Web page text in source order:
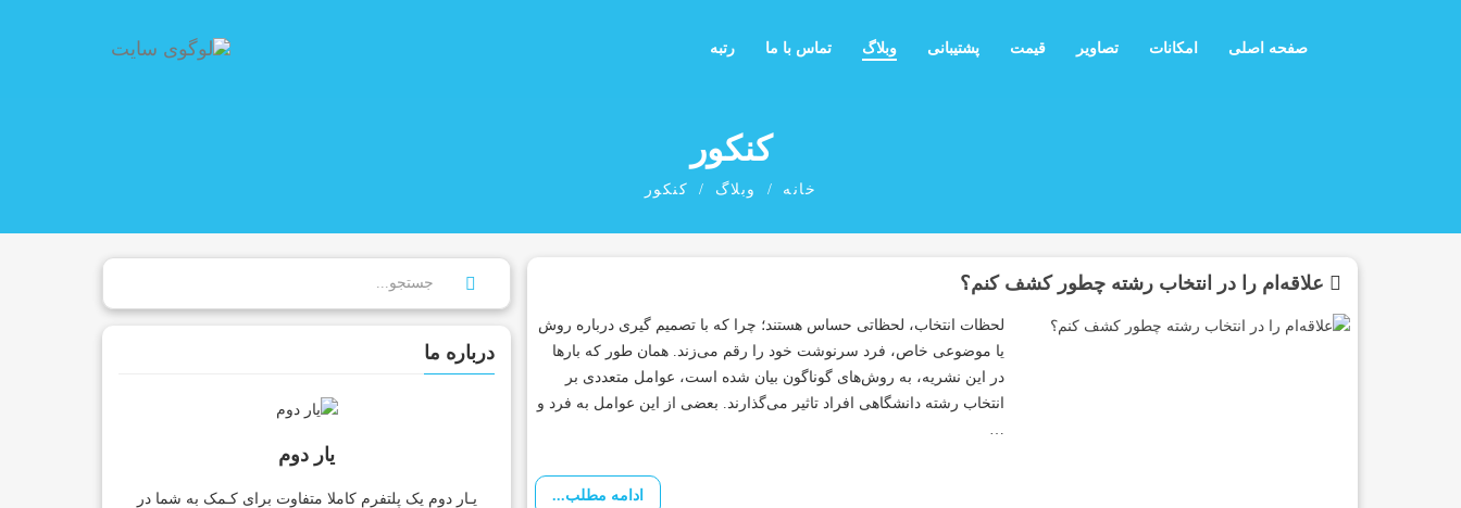
صفحه اصلی امکانات تصاویر قیمت پشتیبانی وبلاگ تماس با ما رتبه
کنکور
خانه وبلاگ کنکور
درباره ما
یار دوم
یـار دوم یک پلتفرم کاملا متفاوت برای کـمک به شما در
علاقه‌ام را در انتخاب رشته چطور کشف کنم؟
لحظات انتخاب، لحظاتی حساس هستند؛ چرا که با تصمیم­ گیری درباره‌ روش
یا موضوعی خاص، فرد سرنوشت خود را رقم می‌زند. همان طور که بارها
در این نشریه، به روش‌های گوناگون بیان شده است، عوامل متعددی بر
انتخاب رشته دانشگاهی افراد تاثیر می‌گذارند. بعضی از این عوامل به فرد و
…
ادامه مطلب...